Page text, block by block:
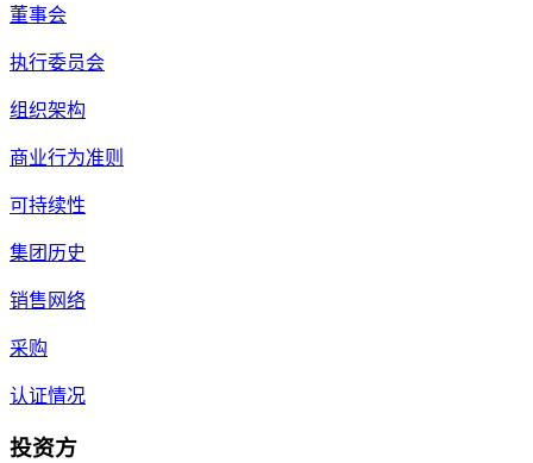
董事会
执行委员会
组织架构
商业行为准则
可持续性
集团历史
销售网络
采购
认证情况
投资方